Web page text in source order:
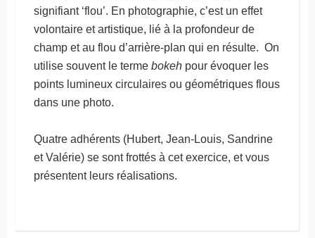
signifiant ‘flou’. En photographie, c’est un effet
volontaire et artistique, lié à la profondeur de
champ et au flou d’arrière-plan qui en résulte. On
utilise souvent le terme bokehpour évoquer les
points lumineux circulaires ou géométriques flous
dans une photo.
Quatre adhérents (Hubert, Jean-Louis, Sandrine
et Valérie) se sont frottés à cet exercice, et vous
présentent leurs réalisations.